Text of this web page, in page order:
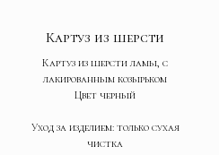
Картуз из шерсти
Картуз из шерсти ламы, с
лакированным козырьком
Цвет черный
Уход за изделием: только сухая
чистка